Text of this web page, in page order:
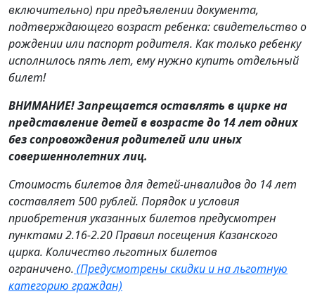
включительно) при предъявлении документа,
подтверждающего возраст ребенка: свидетельство о
рождении или паспорт родителя. Как только ребенку
исполнилось пять лет, ему нужно купить отдельный
билет!
ВНИМАНИЕ! Запрещается оставлять в цирке на
представление детей в возрасте до 14 лет одних
без сопровождения родителей или иных
совершеннолетних лиц.
Стоимость билетов для детей-инвалидов до 14 лет
составляет 500 рублей. Порядок и условия
приобретения указанных билетов предусмотрен
пунктами 2.16-2.20 Правил посещения Казанского
цирка. Количество льготных билетов
ограничено. (Предусмотрены скидки и на льготную
категорию граждан)